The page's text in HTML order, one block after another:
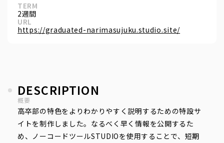
TERM
2週間
URL
https://graduated-narimasujuku.studio.site/
DESCRIPTION
概要
高卒部の特色をよりわかりやすく説明するための特設サ
イトを制作しました。なるべく早く情報を公開するた
め、ノーコードツールSTUDIOを使用することで、短期